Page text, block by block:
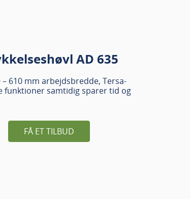
AD 635
610 mm arbejdsbredde, Tersa-
funktioner samtidig sparer tid og
FÅ ET TILBUD